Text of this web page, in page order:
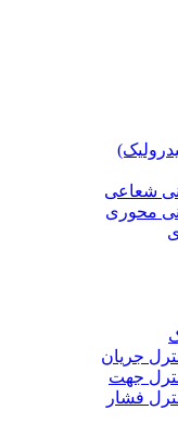
شعاعی
محوری
جریان
جهت
فشار